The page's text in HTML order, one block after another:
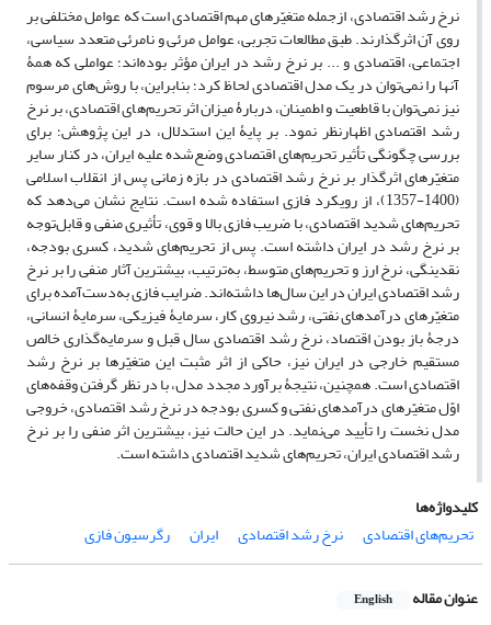
نرخ رشد اقتصادی، ازجمله متغیّرهای مهم اقتصادی است که عوامل مختلفی بر
روی آن اثرگذارند. طبق مطالعات تجربی، عوامل مرئی و نامرئی متعدد سیاسی،
اجتماعی، اقتصادی و ... بر نرخ رشد در ایران مؤثر بوده‌اند؛ عواملی که همۀ
آنها را نمی‌توان در یک مدل اقتصادی لحاظ کرد؛ بنابراین، با روش‌های مرسوم
نیز نمی‌‌توان با قاطعیت و اطمینان، دربارۀ میزان اثر تحریم‌های اقتصادی، بر نرخ
رشد اقتصادی اظهارنظر نمود. بر پایۀ این استدلال، در این پژوهش؛ برای
بررسی چگونگی تأثیر تحریم‌های اقتصادی وضع‌شده علیه ایران، در کنار سایر
متغیّرهای اثرگذار بر نرخ رشد اقتصادی در بازه زمانی پس از انقلاب اسلامی
(1400-1357)، از رویکرد فازی استفاده ‌شده است. نتایج نشان می‌دهد که
تحریم‌های شدید اقتصادی، با ضریب فازی بالا و قوی، تأثیری منفی و قابل‌توجه
بر نرخ رشد در ایران داشته است. پس از تحریم‌های شدید، کسری بودجه،
نقدینگی، نرخ ارز و تحریم‌های متوسط، به‌ترتیب، بیشترین آثار منفی را بر نرخ
رشد اقتصادی ایران در این سال‌ها داشته‌اند. ضرایب فازی به‌دست‌آمده برای
متغیّرهای درآمدهای نفتی، رشد نیروی کار، سرمایۀ فیزیکی، سرمایۀ انسانی،
درجۀ باز بودن اقتصاد، نرخ رشد اقتصادی سال قبل و سرمایه‌گذاری خالص
مستقیم خارجی در ایران نیز، حاکی از اثر مثبت این متغیّرها بر نرخ رشد
اقتصادی است. همچنین، نتیجۀ برآورد مجدد مدل، با در نظر گرفتن وقفه‌های
اوّل متغیّرهای درآمدهای نفتی و کسری بودجه در نرخ رشد اقتصادی، خروجی
مدل نخست را تأیید می‌نماید. در این حالت نیز، بیشترین اثر منفی را بر نرخ
رشد اقتصادی ایران، تحریم‌های شدید اقتصادی داشته است.
کلیدواژه‌ها
تحریم‌های اقتصادی
نرخ رشد اقتصادی ایران رگرسیون فازی
عنوان مقاله English